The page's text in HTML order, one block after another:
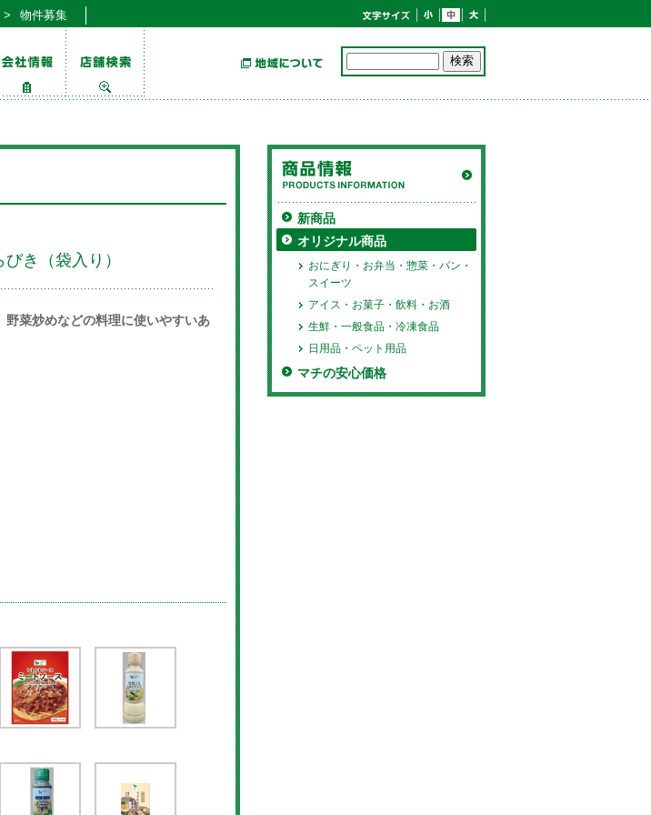
物件募集
き（袋入り）
野菜炒めなどの料理に使いやすいあ
新商品
オリジナル商品
おにぎり・お弁当・惣菜・パン・
スイーツ
アイス・お菓子・飲料・お酒
生鮮・一般食品・冷凍食品
日用品・ペット用品
マチの安心価格